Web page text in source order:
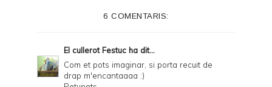
i
6 COMENTARIS:
El cullerot Festuc ha dit...
Com et pots imaginar, si porta recuit de
drap m'encantaaaa :)